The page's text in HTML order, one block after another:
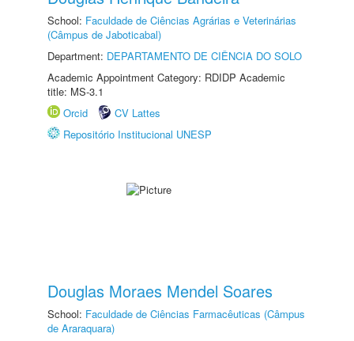
School: Faculdade de Ciências Agrárias e Veterinárias
(Câmpus de Jaboticabal)
Department: DEPARTAMENTO DE CIÊNCIA DO SOLO
Academic Appointment Category: RDIDP Academic
title: MS-3.1
Orcid
CV Lattes
Repositório Institucional UNESP
Douglas Moraes Mendel Soares
School: Faculdade de Ciências Farmacêuticas (Câmpus
de Araraquara)